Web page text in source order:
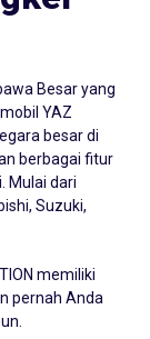
Besar yang
YAZ
besar di
berbagai fitur
Mulai dari
Suzuki,
memiliki
pernah Anda